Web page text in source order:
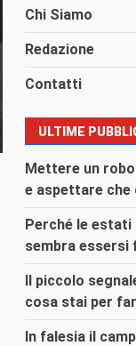
Chi Siamo
Redazione
Contatti
ULTIME
Mettere un
e aspettare
Perché le estati
sembra essersi
Il piccolo
cosa stai per
In falesia il